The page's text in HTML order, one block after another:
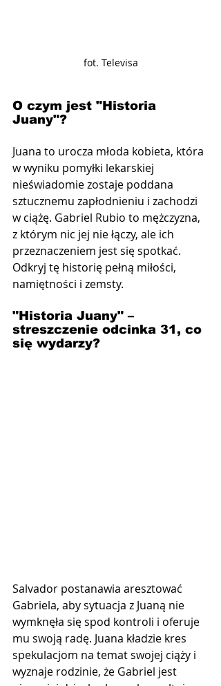
fot. Televisa
O czym jest "Historia
Juany"?
Juana to urocza młoda kobieta, która
w wyniku pomyłki lekarskiej
nieświadomie zostaje poddana
sztucznemu zapłodnieniu i zachodzi
w ciążę. Gabriel Rubio to mężczyzna,
z którym nic jej nie łączy, ale ich
przeznaczeniem jest się spotkać.
Odkryj tę historię pełną miłości,
namiętności i zemsty.
"Historia Juany" –
streszczenie odcinka 31, co
się wydarzy?
Salvador postanawia aresztować
Gabriela, aby sytuacja z Juaną nie
wymknęła się spod kontroli i oferuje
mu swoją radę. Juana kładzie kres
spekulacjom na temat swojej ciąży i
wyznaje rodzinie, że Gabriel jest